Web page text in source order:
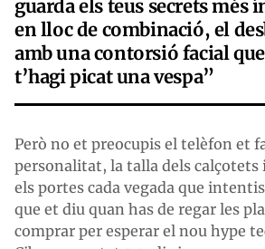
guarda els teus secrets més
en lloc de combinació, el
amb una contorsió facial
t’hagi picat una vespa”
Però no et preocupis el telèfon et
personalitat, la talla dels calçotets
els portes cada vegada que
que et diu quan has de regar les
comprar per esperar el nou hype